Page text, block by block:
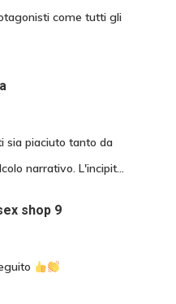
come tutti gli
sia piaciuto tanto da
narrativo. L'incipit…
shop 9